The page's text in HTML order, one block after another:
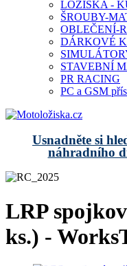
LOŽISKA -
ŠROUBY-
OBLEČENÍ-
DÁRKOVÉ
STAVEBNÍ
PR RACING
PC a GSM
Usnadněte si
náhradního
LRP
ks.) -